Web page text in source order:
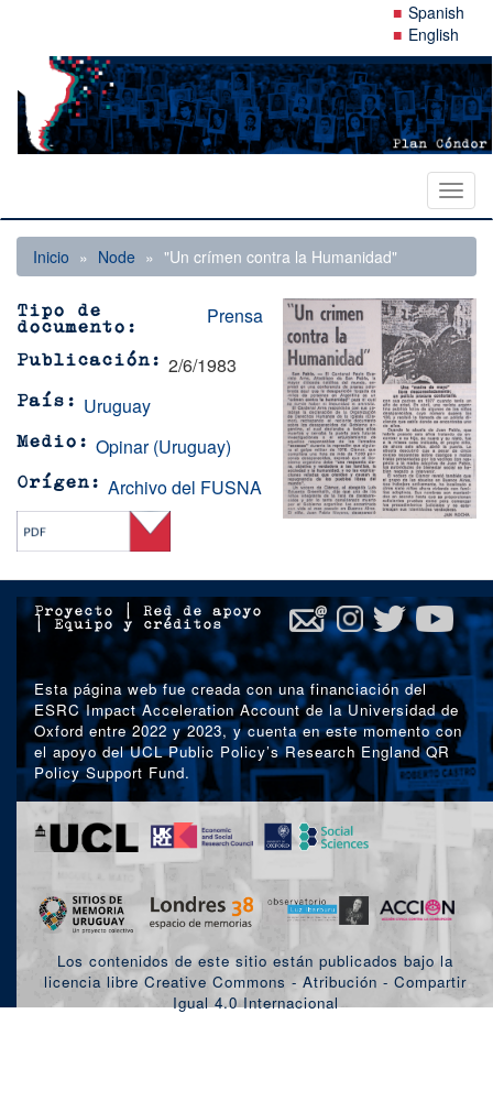
contenido
principal
Spanish
English
Inicio
Node "Un crímen contra la Humanidad"
Tipo de
documento
Prensa
Publicación 2/6/1983
País Uruguay
Medio Opinar (Uruguay)
Orígen Archivo del FUSNA
Proyecto | Red de apoyo
|
Equipo y créditos
Esta página web fue creada con una financiación del
ESRC Impact Acceleration Account de la Universidad de
Oxford entre 2022 y 2023, y cuenta en este momento con
el apoyo del UCL Public Policy’s Research England QR
Policy Support Fund.
Los contenidos de este sitio están publicados bajo la
licencia libre Creative Commons - Atribución - Compartir
Igual 4.0 Internacional